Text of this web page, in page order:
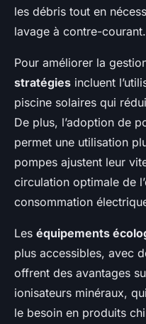
les débris tout en
lavage à contre-courant.
Pour améliorer la
stratégies incluent
piscine solaires qui
De plus, l’adoption de
permet une utilisation
pompes ajustent leur
circulation optimale de
consommation
Les équipements
plus accessibles, avec
offrent des avantages
ionisateurs minéraux,
le besoin en produits